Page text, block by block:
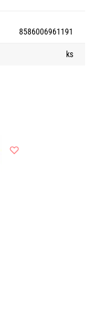
8586006961191
ks